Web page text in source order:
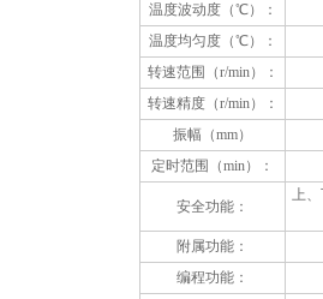
温度波动度（℃）：
温度均匀度（℃）：
转速范围（r/min）：
转速精度（r/min）：
振幅（mm）
定时范围（min）：
安全功能：
上
附属功能：
编程功能：